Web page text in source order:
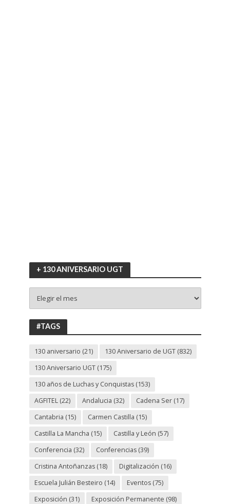
+ 130 ANIVERSARIO UGT
130
ANIVERSARIO
UGT
#TAGS
130 aniversario (21) 130 Aniversario de UGT(832)
130 Aniversario UGT(175)
130 años de Luchas y Conquistas(153)
AGFITEL(22) Andalucia (32) Cadena Ser(17)
Cantabria (15) Carmen Castilla (15)
Castilla La Mancha (15) Castilla y León (57)
Conferencia (32) Conferencias(39)
Cristina Antoñanzas(18) Digitalización (16)
Escuela Julián Besteiro (14) Eventos(75)
Exposición (31) Exposición Permanente (98)